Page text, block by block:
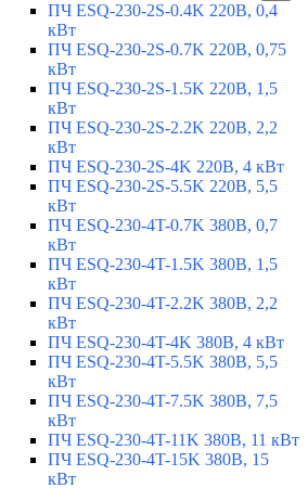
ПЧ ESQ-230-2S-0.4K 220В, 0,4
кВт
ПЧ ESQ-230-2S-0.7K 220В, 0,75
кВт
ПЧ ESQ-230-2S-1.5K 220В, 1,5
кВт
ПЧ ESQ-230-2S-2.2K 220В, 2,2
кВт
ПЧ ESQ-230-2S-4K 220В, 4 кВт
ПЧ ESQ-230-2S-5.5K 220В, 5,5
кВт
ПЧ ESQ-230-4T-0.7K 380В, 0,7
кВт
ПЧ ESQ-230-4T-1.5K 380В, 1,5
кВт
ПЧ ESQ-230-4T-2.2K 380В, 2,2
кВт
ПЧ ESQ-230-4T-4K 380В, 4 кВт
ПЧ ESQ-230-4T-5.5K 380В, 5,5
кВт
ПЧ ESQ-230-4T-7.5K 380В, 7,5
кВт
ПЧ ESQ-230-4T-11K 380В, 11 кВт
ПЧ ESQ-230-4T-15K 380В, 15
кВт